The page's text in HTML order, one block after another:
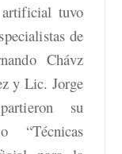
tuvo
de
Chávz
y Lic. Jorge
su
“Técnicas